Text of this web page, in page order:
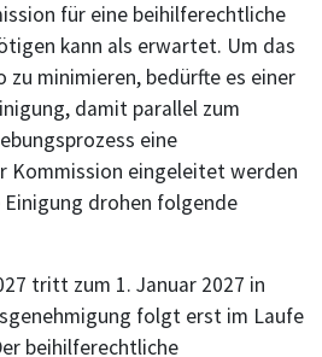
für eine beihilferechtliche
kann als erwartet. Um das
zu minimieren, bedürfte es einer
damit parallel zum
eine
Kommission eingeleitet werden
Einigung drohen folgende
tritt zum 1. Januar 2027 in
folgt erst im Laufe
beihilferechtliche